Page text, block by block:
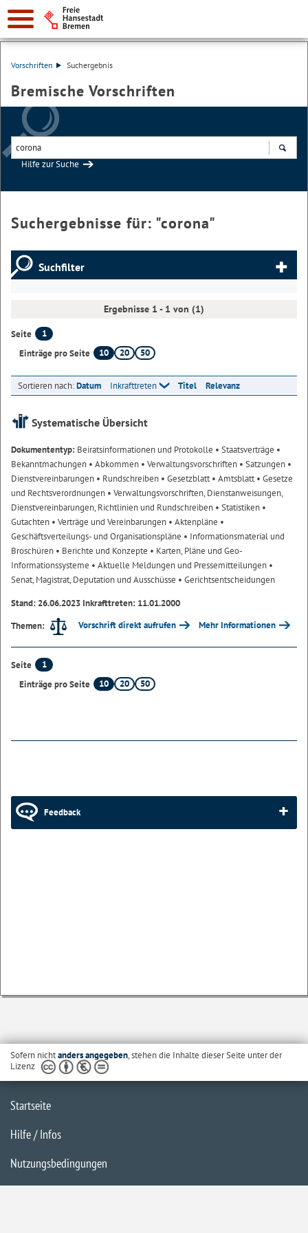
Vorschriften Suchergebnis
Bremische Vorschriften
Hilfe zur Suche
Suchergebnisse für: "corona"
Suchfilter
Ergebnisse 1 - 1 von (1)
Seite
1
Einträge pro Seite
10 20 50
Sortieren nach:Datum Inkrafttreten Titel Relevanz
Systematische Übersicht
Dokumententyp: Beiratsinformationen und Protokolle • Staatsverträge •
Bekanntmachungen • Abkommen • Verwaltungsvorschriften • Satzungen •
Dienstvereinbarungen • Rundschreiben • Gesetzblatt• Amtsblatt• Gesetze
und Rechtsverordnungen • Verwaltungsvorschriften, Dienstanweisungen,
Dienstvereinbarungen, Richtlinien und Rundschreiben • Statistiken •
Gutachten • Verträge und Vereinbarungen • Aktenpläne •
Geschäftsverteilungs- und Organisationspläne • Informationsmaterial und
Broschüren • Berichte und Konzepte • Karten, Pläne und Geo-
Informationssysteme • Aktuelle Meldungen und Pressemitteilungen •
Senat, Magistrat, Deputation und Ausschüsse • Gerichtsentscheidungen
Stand: 26.06.2023 Inkrafttreten: 11.01.2000
Themen:
Vorschrift direkt aufrufen Mehr Informationen
Seite
1
Einträge pro Seite
10 20 50
Feedback
Sofern nichtanders angegeben, stehen die Inhalte dieser Seite unter der
Lizenz
Startseite
Hilfe / Infos
Nutzungsbedingungen